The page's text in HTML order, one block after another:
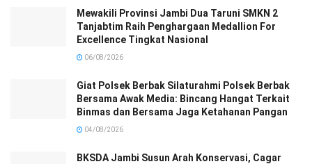
Mewakili Provinsi Jambi Dua Taruni SMKN 2
Tanjabtim Raih Penghargaan Medallion For
Excellence Tingkat Nasional
06/08/2026
Giat Polsek Berbak Silaturahmi Polsek Berbak
Bersama Awak Media: Bincang Hangat Terkait
Binmas dan Bersama Jaga Ketahanan Pangan
04/08/2026
BKSDA Jambi Susun Arah Konservasi, Cagar